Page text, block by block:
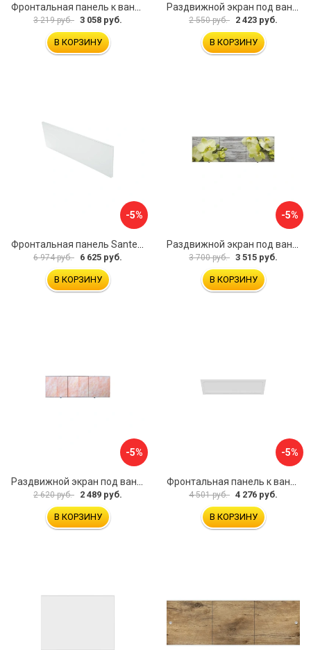
3 219 руб. 3 058 руб.
В КОРЗИНУ
2 550 руб. 2 423 руб.
В КОРЗИНУ
-5%
6 974 руб. 6 625 руб.
В КОРЗИНУ
-5%
3 700 руб. 3 515 руб.
В КОРЗИНУ
-5%
2 620 руб. 2 489 руб.
В КОРЗИНУ
-5%
4 501 руб. 4 276 руб.
В КОРЗИНУ